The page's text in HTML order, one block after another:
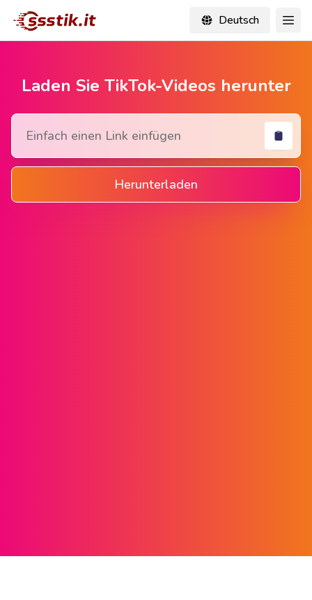
Deutsch
Laden Sie TikTok-Videos herunter
Herunterladen